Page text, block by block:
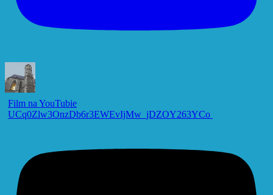
Film na YouTubie
UCq0Zlw3OnzDb6r3EWEvIjMw_jDZOY263YCo